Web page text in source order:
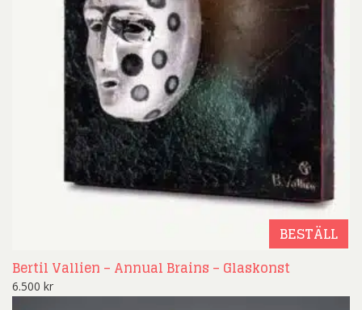
BESTÄLL
Bertil Vallien – Annual Brains – Glaskonst
6.500 kr